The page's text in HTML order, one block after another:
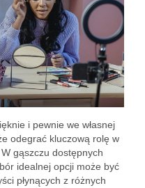
i pewnie we własnej
odegrać kluczową rolę w
gąszczu dostępnych
idealnej opcji może być
płynących z różnych